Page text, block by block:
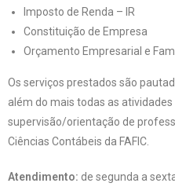
Imposto de Renda – IR
Constituição de Empresa
Orçamento Empresarial e
Os serviços prestados são
além do mais todas as
supervisão/orientação de
Ciências Contábeis da FAFIC.
Atendimento: de segunda a